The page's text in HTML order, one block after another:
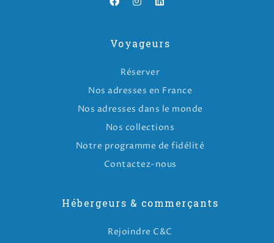
Voyageurs
Réserver
Nos adresses en France
Nos adresses dans le monde
Nos collections
Notre programme de fidélité
Contactez-nous
Hébergeurs & commerçants
Rejoindre C&C